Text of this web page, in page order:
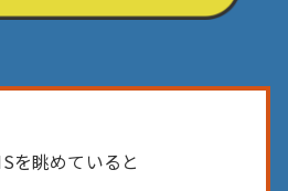
を眺めていると